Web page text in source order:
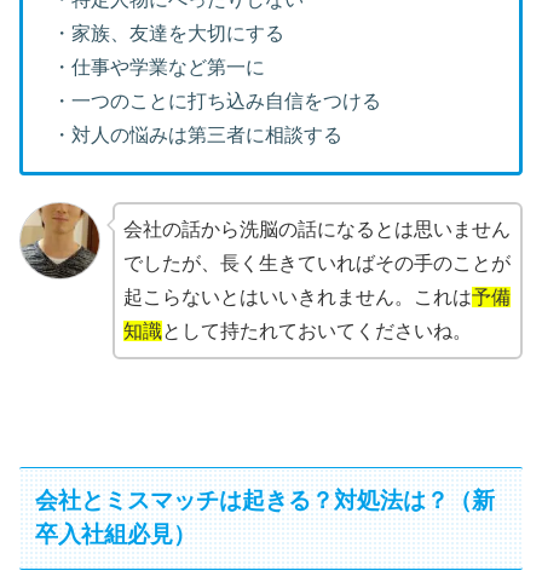
・家族、友達を大切にする
・仕事や学業など第一に
・一つのことに打ち込み自信をつける
・対人の悩みは第三者に相談する
会社の話から洗脳の話になるとは思いません
でしたが、長く生きていればその手のことが
起こらないとはいいきれません。これは予備
知識として持たれておいてくださいね。
会社とミスマッチは起きる？対処法は？（新
卒入社組必見）